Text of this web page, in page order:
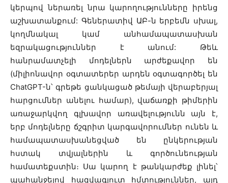
կերպով ներառել նրա կարողությունները իրենց
աշխատանքում: Գեներատիվ ԱԲ-ն երբեմն սխալ,
կողմնակալ կամ անհամապատասխան
եզրակացություններ է անում: Թեև
հանրամատչելի մոդելներն արժեքավոր են
(միլիոնավոր օգտատերեր արդեն օգտագործել են
ChatGPT-ն՝ գրեթե ցանկացած թեմայի վերաբերյալ
հարցումներ անելու համար), վաճառքի թիմերին
առաջարկվող գլխավոր առավելությունն այն է,
երբ մոդելները ճշգրիտ կարգավորումներ ունեն և
համապատասխանեցված են ընկերության
հստակ տվյալներին և գործունեության
համատեքստին։ Սա կարող է թանկարժեք լինել՝
պահանջելով հազվագյուտ հմտություններ, այդ